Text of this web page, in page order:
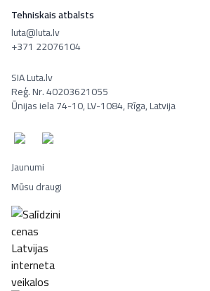
Tehniskais atbalsts
luta@luta.lv
+371 22076104
SIA Luta.lv
Reģ. Nr. 40203621055
Ūnijas iela 74-10, LV-1084, Rīga, Latvija
Jaunumi
Mūsu draugi